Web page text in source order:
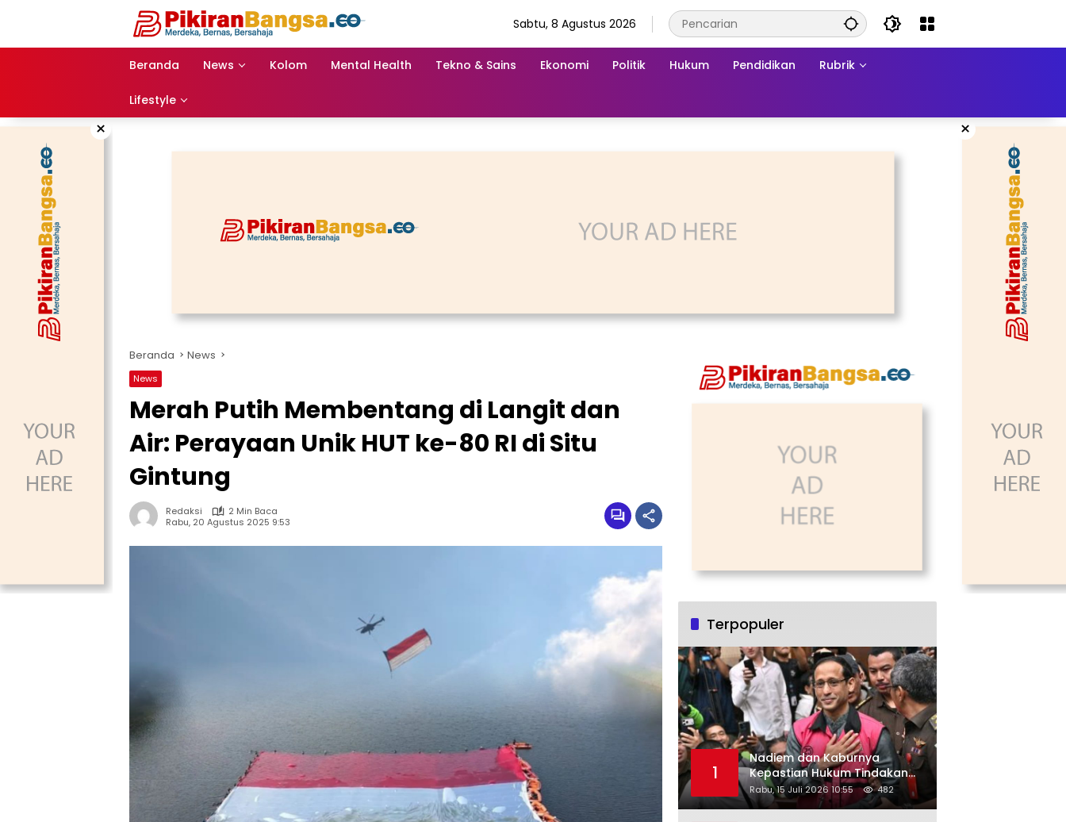
Sabtu, 8 Agustus 2026
Beranda News Kolom Mental Health Tekno & Sains Ekonomi Politik Hukum Pendidikan Rubrik
Lifestyle
× ×
Beranda News
News
Merah Putih Membentang di Langit dan
Air: Perayaan Unik HUT ke-80 RI di Situ
Gintung
Redaksi
2 Min Baca
Rabu, 20 Agustus 2025 9:53
Terpopuler
1
Nadiem dan Kaburnya
Kepastian Hukum Tindakan
Pejabat Publik
Rabu, 15 Juli 2026 10:55 482